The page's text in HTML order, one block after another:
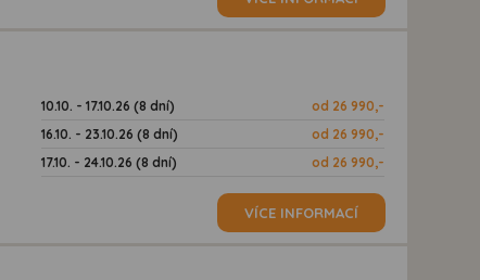
10.10. - 17.10.26 (8 dní)
od 26 990,-
16.10. - 23.10.26 (8 dní)
od 26 990,-
17.10. - 24.10.26 (8 dní)
od 26 990,-
VÍCE INFORMACÍ